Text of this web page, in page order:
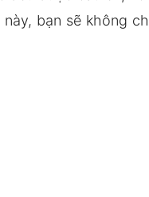
bạn sẽ không